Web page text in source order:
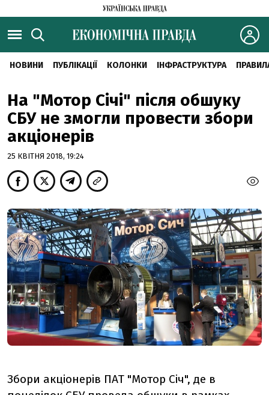
НОВИНИ ПУБЛІКАЦІЇ КОЛОНКИ ІНФРАСТРУКТУРА
На "Мотор Січі" після обшуку
СБУ не змогли провести збори
акціонерів
25 КВІТНЯ 2018, 19:24
Збори акціонерів ПАТ "Мотор Січ", де в